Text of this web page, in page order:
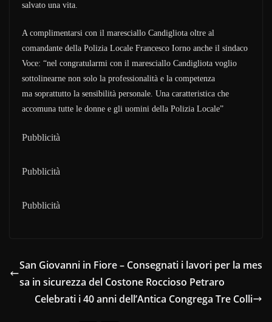
salvato una vita.
A complimentarsi con il maresciallo Candigliota oltre al
comandante della Polizia Locale Francesco Iorno anche il sindaco
Voce: “nel congratularmi con il maresciallo Candigliota voglio
sottolinearne non solo la professionalità e la competenza
ma soprattutto la sensibilità personale. Una caratteristica che
accomuna tutte le donne e gli uomini della Polizia Locale”
Pubblicità
Pubblicità
Pubblicità
San Giovanni in Fiore – Consegnati i lavori per la mes
sa in sicurezza del Costone Roccioso Petraro
Celebrati i 40 anni dell’Antica Congrega Tre Colli